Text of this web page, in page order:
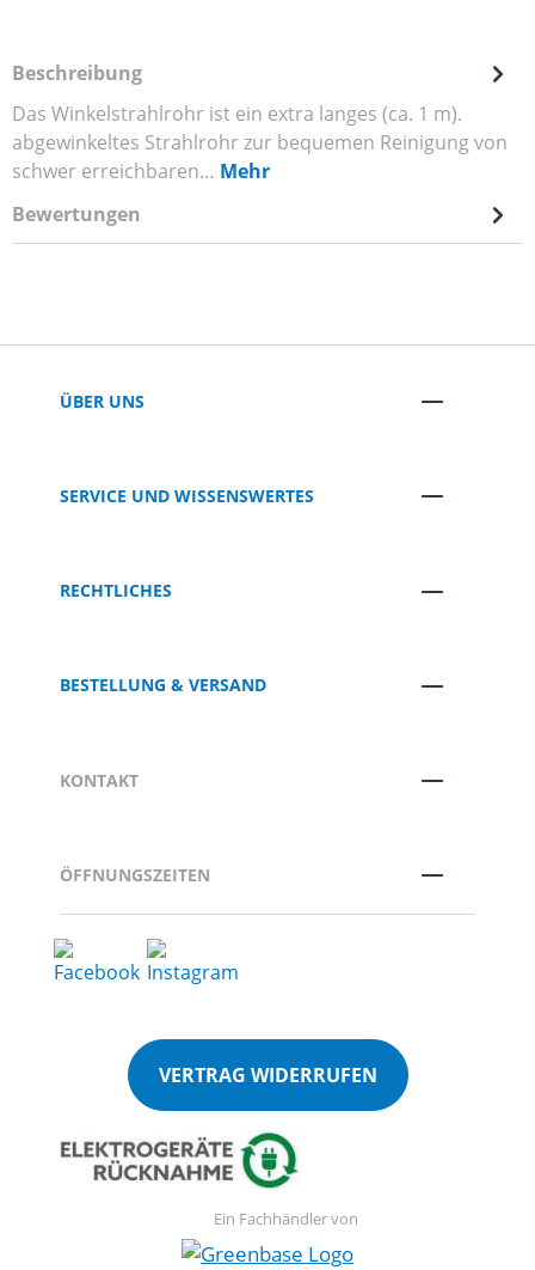
Beschreibung
Das Winkelstrahlrohr ist ein extra langes (ca. 1 m).
abgewinkeltes Strahlrohr zur bequemen Reinigung von
schwer erreichbaren… Mehr
Bewertungen
ÜBER UNS
SERVICE UND WISSENSWERTES
RECHTLICHES
BESTELLUNG & VERSAND
KONTAKT
ÖFFNUNGSZEITEN
VERTRAG WIDERRUFEN
Ein Fachhändler von